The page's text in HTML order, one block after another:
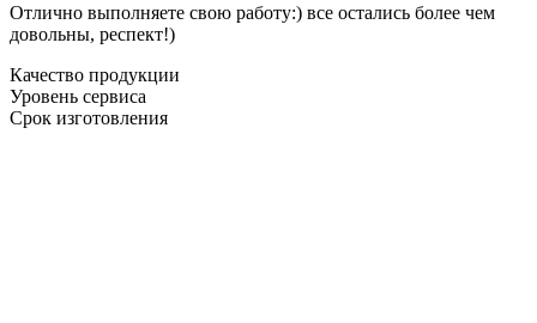
Отлично выполняете свою работу:) все остались более чем
довольны, респект!)
Качество продукции
Уровень сервиса
Срок изготовления